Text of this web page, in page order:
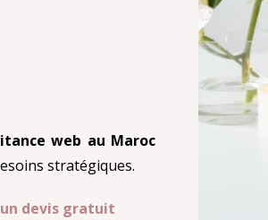
web au Maroc
stratégiques.
devis gratuit